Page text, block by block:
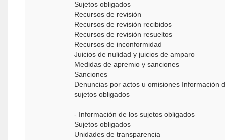
Sujetos obligados
Recursos de revisión
Recursos de revisión recibidos
Recursos de revisión resueltos
Recursos de inconformidad
Juicios de nulidad y juicios de amparo
Medidas de apremio y sanciones
Sanciones
Denuncias por actos u omisiones Información
sujetos obligados
- Información de los sujetos obligados
Sujetos obligados
Unidades de transparencia